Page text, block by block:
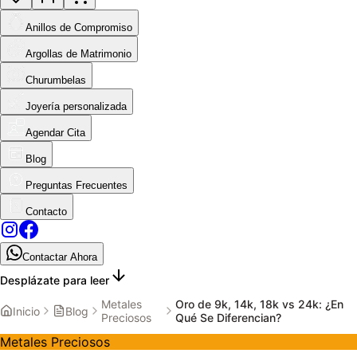
Anillos de Compromiso
Argollas de Matrimonio
Churumbelas
Joyería personalizada
Agendar Cita
Blog
Preguntas Frecuentes
Contacto
Contactar Ahora
Desplázate para leer
Inicio Blog
Metales
Preciosos
Oro de 9k, 14k, 18k vs 24k: ¿En
Qué Se Diferencian?
Metales Preciosos